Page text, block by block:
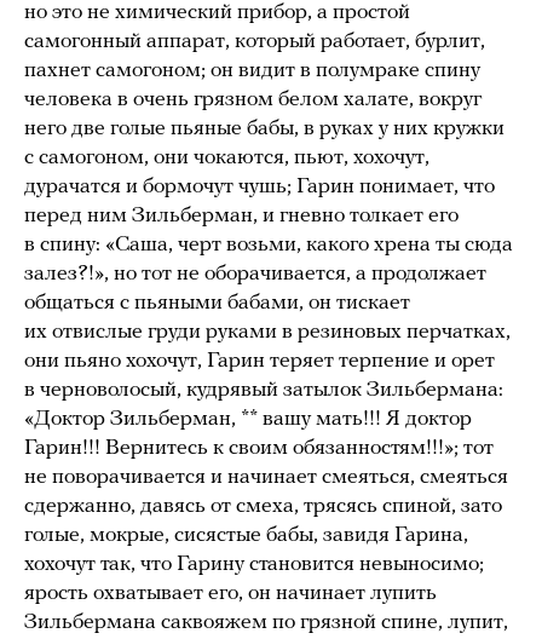
но это не химический прибор, а простой
самогонный аппарат, который работает, бурлит,
пахнет самогоном; он видит в полумраке спину
человека в очень грязном белом халате, вокруг
него две голые пьяные бабы, в руках у них кружки
с самогоном, они чокаются, пьют, хохочут,
дурачатся и бормочут чушь; Гарин понимает, что
перед ним Зильберман, и гневно толкает его
в спину: «Саша, черт возьми, какого хрена ты сюда
залез?!», но тот не оборачивается, а продолжает
общаться с пьяными бабами, он тискает
их отвислые груди руками в резиновых перчатках,
они пьяно хохочут, Гарин теряет терпение и орет
в черноволосый, кудрявый затылок Зильбермана:
«Доктор Зильберман, ** вашу мать!!! Я доктор
Гарин!!! Вернитесь к своим обязанностям!!!»; тот
не поворачивается и начинает смеяться, смеяться
сдержанно, давясь от смеха, трясясь спиной, зато
голые, мокрые, сисястые бабы, завидя Гарина,
хохочут так, что Гарину становится невыносимо;
ярость охватывает его, он начинает лупить
Зильбермана саквояжем по грязной спине, лупит,